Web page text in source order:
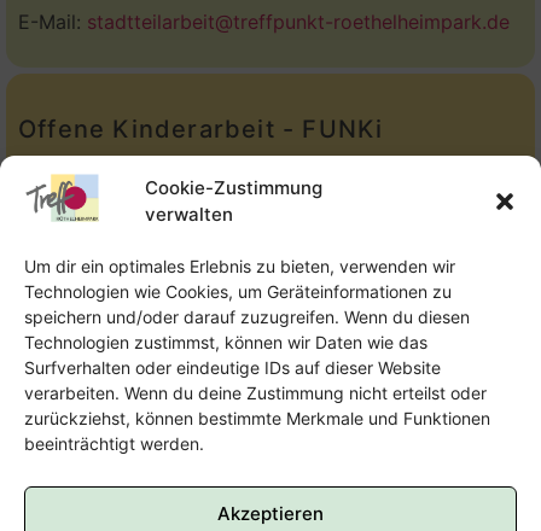
Cookie-Zustimmung
verwalten
Um dir ein optimales Erlebnis zu bieten, verwenden wir
Technologien wie Cookies, um Geräteinformationen zu
speichern und/oder darauf zuzugreifen. Wenn du diesen
Technologien zustimmst, können wir Daten wie das
Surfverhalten oder eindeutige IDs auf dieser Website
verarbeiten. Wenn du deine Zustimmung nicht erteilst oder
zurückziehst, können bestimmte Merkmale und Funktionen
beeinträchtigt werden.
Akzeptieren
E-Mail: stadtteilarbeit@treffpunkt-roethelheimpark.de
Offene Kinderarbeit - FUNKi
Tel.:Telefon: 09131-610749
E-Mail:oka@treffpunkt-roethelheimpark.de
Offene Jugendarbeit - Easthouse
Tel:
09131–302259
E-Mail:oja@treffpunkt-roethelheimpark.de